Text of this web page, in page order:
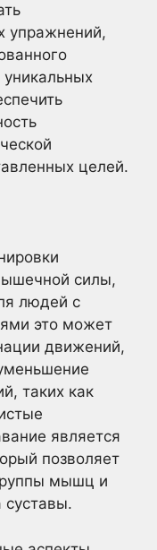
упражнений,
целей.
силы,
людей с
это может
движений,
таких как
является
позволяет
мышц и
суставы.